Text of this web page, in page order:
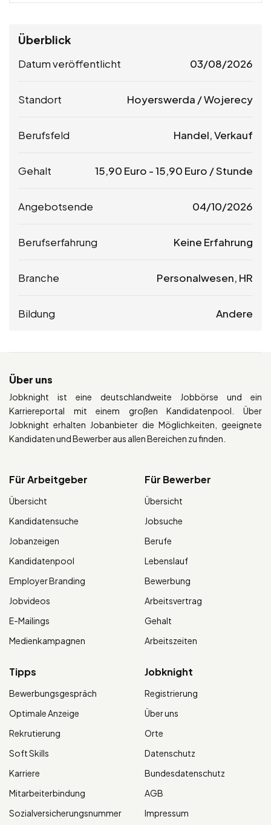
Überblick
Datum veröffentlicht 03/08/2026
Standort Hoyerswerda / Wojerecy
Berufsfeld Handel, Verkauf
Gehalt 15,90 Euro -15,90 Euro / Stunde
Angebotsende 04/10/2026
Berufserfahrung Keine Erfahrung
Branche Personalwesen, HR
Bildung Andere
Über uns
Jobknight ist eine deutschlandweite Jobbörse und ein
Karriereportal mit einem großen Kandidatenpool. Über
Jobknight erhalten Jobanbieter die Möglichkeiten, geeignete
Kandidaten und Bewerber aus allen Bereichen zu finden.
Für Arbeitgeber
Übersicht
Kandidatensuche
Jobanzeigen
Kandidatenpool
Employer Branding
Jobvideos
E-Mailings
Medienkampagnen
Für Bewerber
Übersicht
Jobsuche
Berufe
Lebenslauf
Bewerbung
Arbeitsvertrag
Gehalt
Arbeitszeiten
Tipps
Bewerbungsgespräch
Optimale Anzeige
Rekrutierung
Soft Skills
Karriere
Mitarbeiterbindung
Sozialversicherungsnummer
Jobknight
Registrierung
Über uns
Orte
Datenschutz
Bundesdatenschutz
AGB
Impressum